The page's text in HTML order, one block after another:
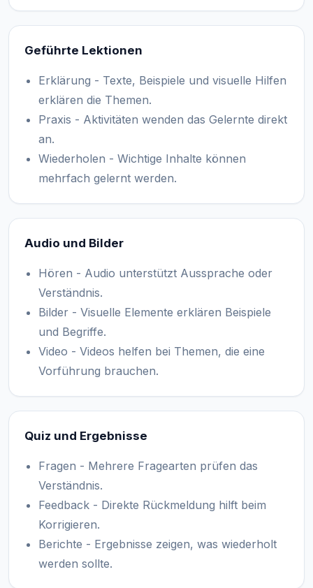
Geführte Lektionen
Erklärung - Texte, Beispiele und visuelle Hilfen
erklären die Themen.
Praxis - Aktivitäten wenden das Gelernte direkt
an.
Wiederholen - Wichtige Inhalte können
mehrfach gelernt werden.
Audio und Bilder
Hören - Audio unterstützt Aussprache oder
Verständnis.
Bilder - Visuelle Elemente erklären Beispiele
und Begriffe.
Video - Videos helfen bei Themen, die eine
Vorführung brauchen.
Quiz und Ergebnisse
Fragen - Mehrere Fragearten prüfen das
Verständnis.
Feedback - Direkte Rückmeldung hilft beim
Korrigieren.
Berichte - Ergebnisse zeigen, was wiederholt
werden sollte.